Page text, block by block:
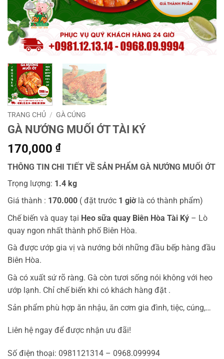
TRANG CHỦ / GÀ CÚNG
GÀ NƯỚNG MUỐI ỚT TÀI KÝ
170,000 ₫
THÔNG TIN CHI TIẾT VỀ SẢN PHẨM GÀ NƯỚNG MUỐI ỚT
Trọng lượng: 1.4 kg
Giá thành : 170.000 ( đặt trước 1 giờlà có thành phẩm)
Chế biến và quay tại Heo sữa quay Biên Hòa Tài Ký – Lò
quay ngon nhất thành phố Biên Hòa.
Gà được ướp gia vị và nướng bởi những đầu bếp hàng đầu
Biên Hòa.
Gà có xuất sứ rõ ràng. Gà còn tươi sống nói không với heo
ướp lạnh. Chỉ chế biến khi có khách hàng đặt .
Sản phẩm phù hợp ăn nhậu, ăn cơm gia đình, tiệc, cúng,…
Liên hệ ngay để được nhận ưu đãi!
Số điện thoại: 0981121314 – 0968.099994